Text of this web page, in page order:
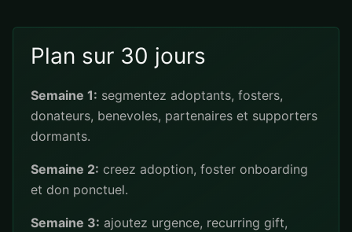
Plan sur 30 jours
Semaine 1: segmentez adoptants, fosters,
donateurs, benevoles, partenaires et supporters
dormants.
Semaine 2: creez adoption, foster onboarding
et don ponctuel.
Semaine 3: ajoutez urgence, recurring gift,